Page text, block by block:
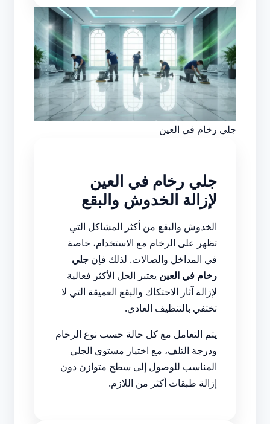
جلي رخام في العين
جلي رخام في العين
لإزالة الخدوش والبقع
الخدوش والبقع من أكثر المشاكل التي
تظهر على الرخام مع الاستخدام، خاصة
في المداخل والصالات. لذلك فإن جلي
رخام في العين يعتبر الحل الأكثر فعالية
لإزالة آثار الاحتكاك والبقع العميقة التي لا
تختفي بالتنظيف العادي.
يتم التعامل مع كل حالة حسب نوع الرخام
ودرجة التلف، مع اختيار مستوى الجلي
المناسب للوصول إلى سطح متوازن دون
إزالة طبقات أكثر من اللازم.